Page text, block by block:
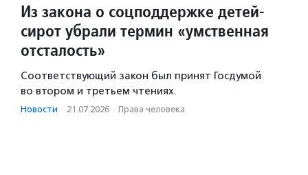
Из закона о соцподдержке детей-
сирот убрали термин «умственная
отсталость»
Соответствующий закон был принят Госдумой
во втором и третьем чтениях.
Новости · 21.07.2026 · Права человека